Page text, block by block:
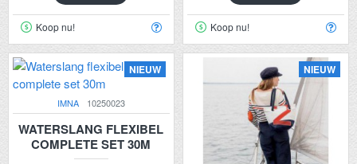
Koop nu! Koop nu!
NIEUW
IMNA 10250023
WATERSLANG FLEXIBEL
COMPLETE SET 30M
NIEUW